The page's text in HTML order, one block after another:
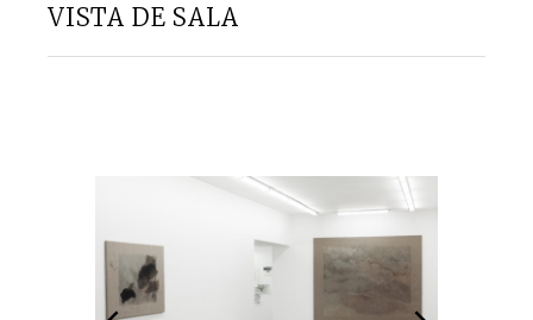
VISTA DE SALA